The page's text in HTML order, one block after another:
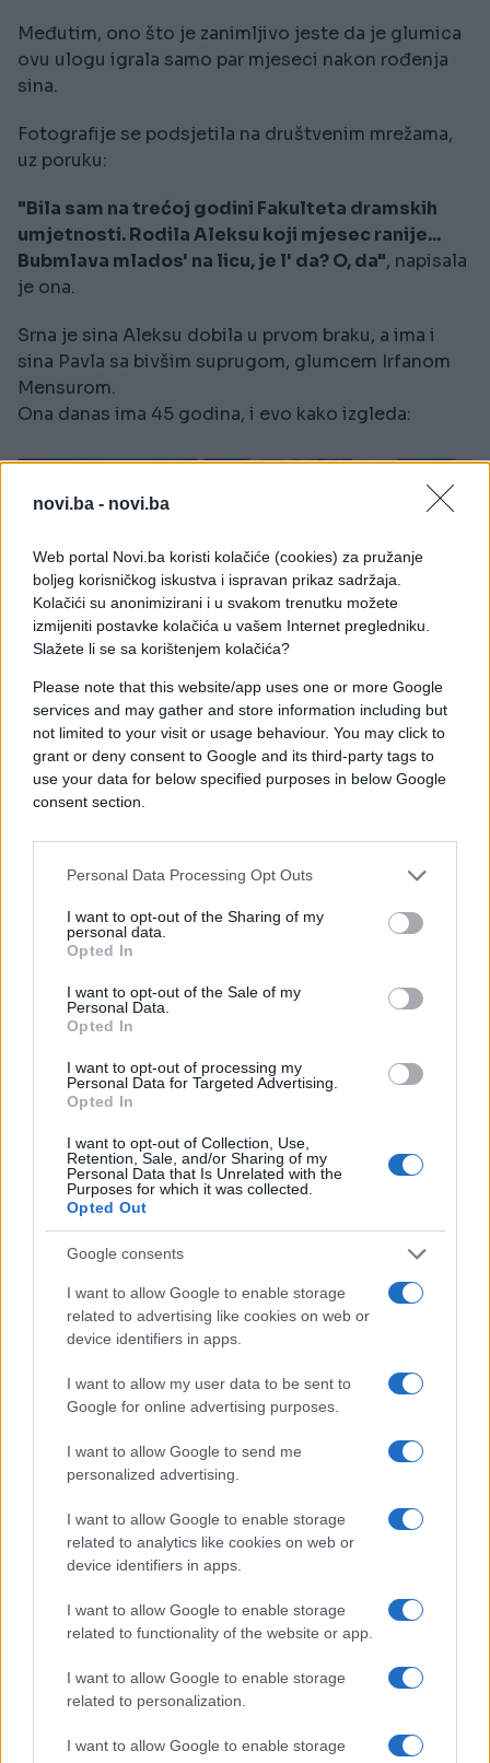
novi.ba - novi.ba
Web portal Novi.ba koristi kolačiće (cookies) za pružanje
boljeg korisničkog iskustva i ispravan prikaz sadržaja.
Kolačići su anonimizirani i u svakom trenutku možete
izmijeniti postavke kolačića u vašem Internet pregledniku.
Slažete li se sa korištenjem kolačića?
Please note that this website/app uses one or more Google
services and may gather and store information including but
not limited to your visit or usage behaviour. You may click to
grant or deny consent to Google and its third-party tags to
use your data for below specified purposes in below Google
consent section.
Personal Data Processing Opt Outs
I want to opt-out of the Sharing of my
personal data.
Opted In
I want to opt-out of the Sale of my
Personal Data.
Opted In
I want to opt-out of processing my
Personal Data for Targeted Advertising.
Opted In
I want to opt-out of Collection, Use,
Retention, Sale, and/or Sharing of my
Personal Data that Is Unrelated with the
Purposes for which it was collected.
Opted Out
Google consents
I want to allow Google to enable storage
related to advertising like cookies on web or
device identifiers in apps.
I want to allow my user data to be sent to
Google for online advertising purposes.
I want to allow Google to send me
personalized advertising.
I want to allow Google to enable storage
related to analytics like cookies on web or
device identifiers in apps.
I want to allow Google to enable storage
related to functionality of the website or app.
I want to allow Google to enable storage
related to personalization.
I want to allow Google to enable storage
Međutim, ono što je zanimljivo jeste da je glumica
ovu ulogu igrala samo par mjeseci nakon rođenja
sina.
Fotografije se podsjetila na društvenim mrežama,
uz poruku:
"Bila sam na trećoj godini Fakulteta dramskih
umjetnosti. Rodila Aleksu koji mjesec ranije...
Bubmlava mlados' na licu, je l' da? O, da", napisala
je ona.
Srna je sina Aleksu dobila u prvom braku, a ima i
sina Pavla sa bivšim suprugom, glumcem Irfanom
Mensurom.
Ona danas ima 45 godina, i evo kako izgleda:
EPK
#glumica
#Srećni ljudi
#Srna Lango #s